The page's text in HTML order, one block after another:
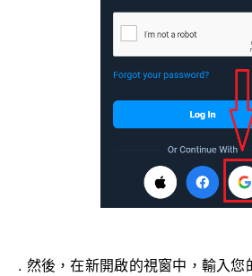
. 然後，在新開啟的視窗中，輸入您